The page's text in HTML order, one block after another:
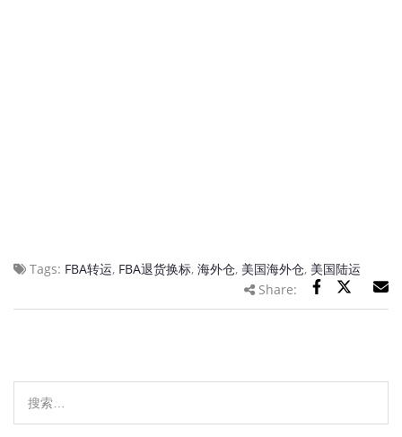
Tags: FBA转运, FBA退货换标, 海外仓, 美国海外仓, 美国陆运
Share: